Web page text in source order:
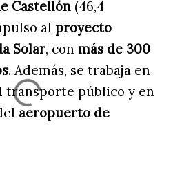
Castellón (46,4
al proyecto
Solar, con más de 300
. Además, se trabaja en
transporte público y en
aeropuerto de